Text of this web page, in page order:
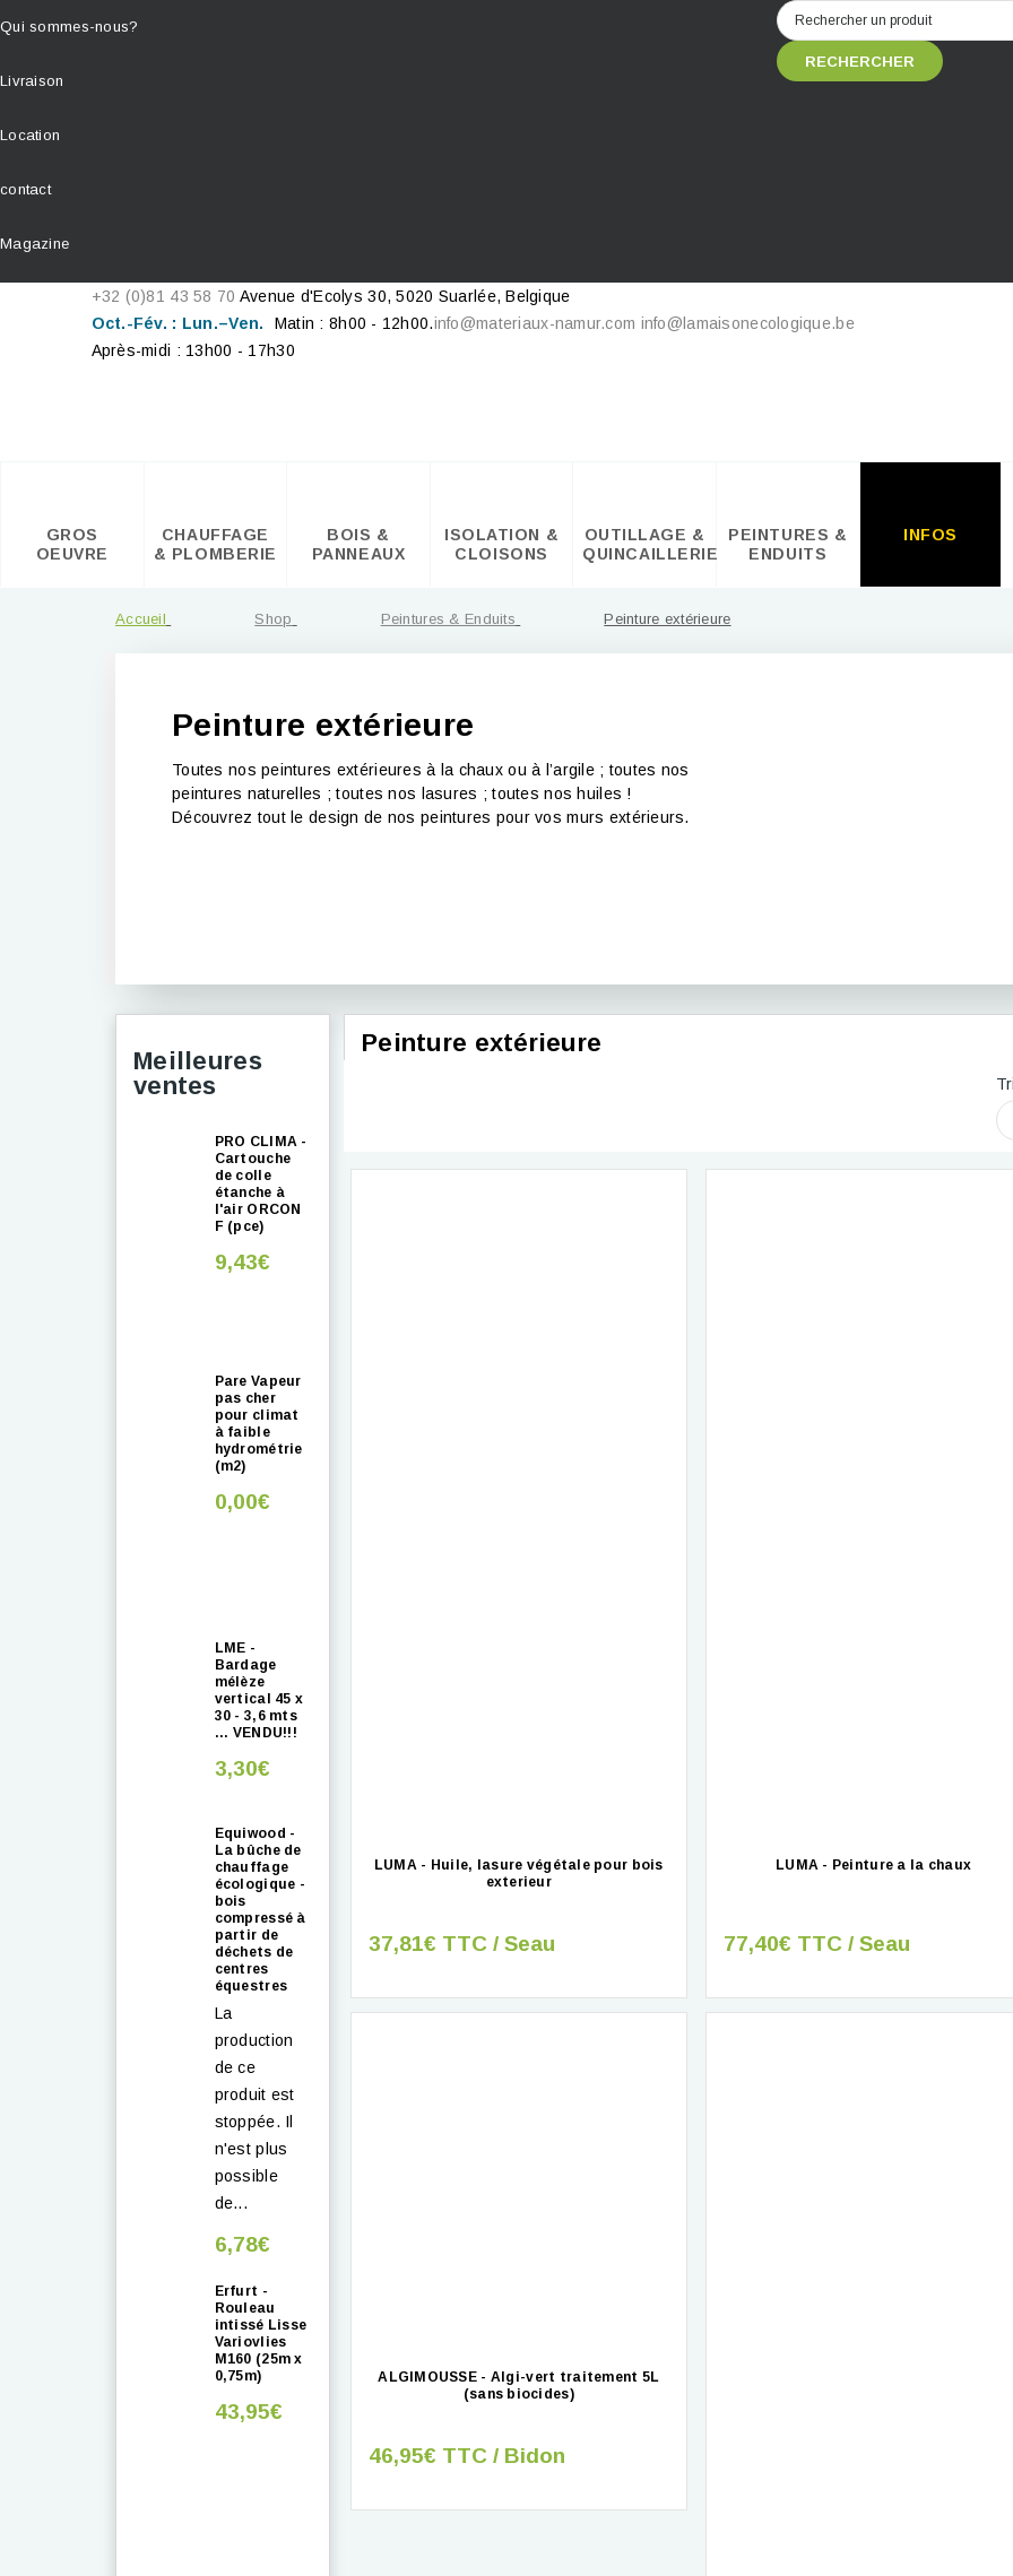
Qui sommes-nous?
Livraison
Location
contact
Magazine
RECHERCHER
+32 (0)81 43 58 70 Avenue d'Ecolys 30, 5020 Suarlée, Belgique
Oct.-Fév. : Lun.–Ven.
Matin : 8h00 - 12h00.
Après-midi : 13h00 - 17h30
info@materiaux-namur.com info@lamaisonecologique.be
GROS
OEUVRE
CHAUFFAGE
& PLOMBERIE
BOIS &
PANNEAUX
ISOLATION &
CLOISONS
OUTILLAGE &
QUINCAILLERIE
PEINTURES &
ENDUITS
INFOS
Accueil Shop Peintures & Enduits Peinture extérieure
Peinture extérieure
Toutes nos peintures extérieures à la chaux ou à l’argile ; toutes nos
peintures naturelles ; toutes nos lasures ; toutes nos huiles !
Découvrez tout le design de nos peintures pour vos murs extérieurs.
Peinture extérieure
LUMA - Huile, lasure végétale pour bois
exterieur
37,81€ TTC / Seau
LUMA - Peinture a la chaux
77,40€ TTC / Seau
ALGIMOUSSE - Algi-vert traitement 5L
(sans biocides)
46,95€ TTC / Bidon
Meilleures
ventes
PRO CLIMA -
Cartouche
de colle
étanche à
l'air ORCON
F (pce)
9,43€
Pare Vapeur
pas cher
pour climat
à faible
hydrométrie
(m2)
0,00€
LME -
Bardage
mélèze
vertical 45 x
30 - 3,6 mts
... VENDU!!!
3,30€
Equiwood -
La bûche de
chauffage
écologique -
bois
compressé à
partir de
déchets de
centres
équestres
La
production
de ce
produit est
stoppée. Il
n'est plus
possible
de...
6,78€
Erfurt -
Rouleau
intissé Lisse
Variovlies
M160 (25m x
0,75m)
43,95€